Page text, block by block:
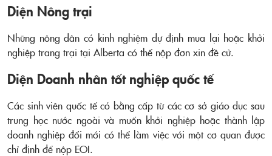
Diện Nông trại
Những nông dân có kinh nghiệm dự định mua lại hoặc khởi
nghiệp trang trại tại Alberta có thể nộp đơn xin đề cử.
Diện Doanh nhân tốt nghiệp quốc tế
Các sinh viên quốc tế có bằng cấp từ các cơ sở giáo dục sau
trung học nước ngoài và muốn khởi nghiệp hoặc thành lập
doanh nghiệp đổi mới có thể làm việc với một cơ quan được
chỉ định để nộp EOI.